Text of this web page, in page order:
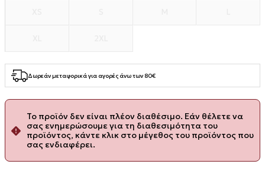
Δωρεάν μεταφορικά για αγορές άνω των 80€
Το προϊόν δεν είναι πλέον διαθέσιμο. Εάν θέλετε να
σας ενημερώσουμε για τη διαθεσιμότητα του
προϊόντος, κάντε κλικ στο μέγεθος του προϊόντος που
σας ενδιαφέρει.